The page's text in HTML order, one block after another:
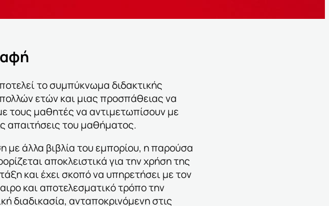
το συμπύκνωμα διδακτικής
ετών και μιας προσπάθειας να
τους μαθητές να αντιμετωπίσουν με
απαιτήσεις του μαθήματος.
με άλλα βιβλία του εμπορίου, η παρούσα
αποκλειστικά για την χρήση της
και έχει σκοπό να υπηρετήσει με τον
και αποτελεσματικό τρόπο την
διαδικασία, ανταποκρινόμενη στις